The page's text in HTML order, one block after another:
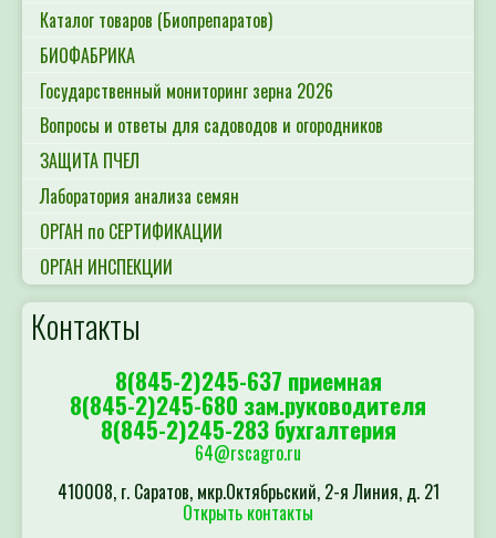
Каталог товаров (Биопрепаратов)
БИОФАБРИКА
Государственный мониторинг зерна 2026
Вопросы и ответы для садоводов и огородников
ЗАЩИТА ПЧЕЛ
Лаборатория анализа семян
ОРГАН по СЕРТИФИКАЦИИ
ОРГАН ИНСПЕКЦИИ
Контакты
8(845-2)245-637 приемная
8(845-2)245-680 зам.руководителя
8(845-2)245-283 бухгалтерия
64@rscagro.ru
410008, г. Саратов, мкр.Октябрьский, 2-я Линия, д. 21
Открыть контакты